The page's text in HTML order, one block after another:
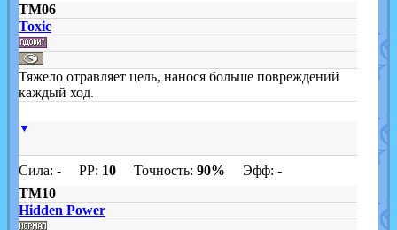
TM06
Toxic
Тяжело отравляет цель, нанося больше повреждений
каждый ход.
▼
Сила: -PP: 10Точность: 90% Эфф: -
TM10
Hidden Power